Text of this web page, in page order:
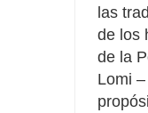
las
de los
de la
Lomi